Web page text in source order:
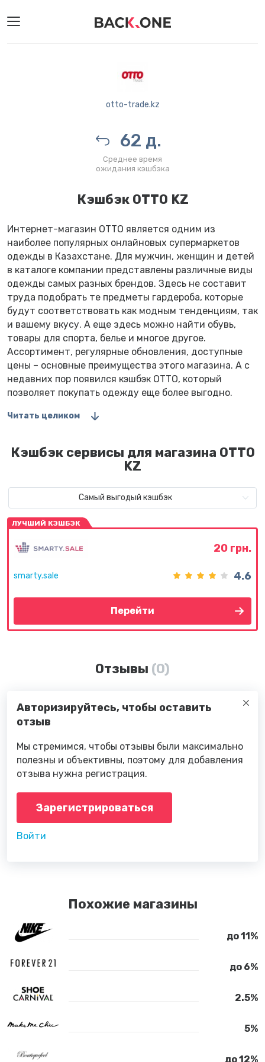
otto-trade.kz
62 д.
Среднее время
ожидания кэшбэка
Кэшбэк OTTO KZ
Интернет-магазин OTTO является одним из
наиболее популярных онлайновых супермаркетов
одежды в Казахстане. Для мужчин, женщин и детей
в каталоге компании представлены различные виды
одежды самых разных брендов. Здесь не составит
труда подобрать те предметы гардероба, которые
будут соответствовать как модным тенденциям, так
и вашему вкусу. А еще здесь можно найти обувь,
товары для спорта, белье и многое другое.
Ассортимент, регулярные обновления, доступные
цены – основные преимущества этого магазина. А с
недавних пор появился кэшбэк OTTO, который
позволяет покупать одежду еще более выгодно.
Читать целиком
Кэшбэк сервисы для магазина OTTO
KZ
Самый выгодый кэшбэк
ЛУЧШИЙ КЭШБЭК
smarty.sale
20 грн.
4.6
Перейти
Отзывы (0)
Авторизируйтесь, чтобы оставить
отзыв
Мы стремимся, чтобы отзывы были максимально
полезны и объективны, поэтому для добавления
отзыва нужна регистрация.
Зарегистрироваться
Войти
Похожие магазины
до 11%
до 6%
2.5%
5%
до 12%